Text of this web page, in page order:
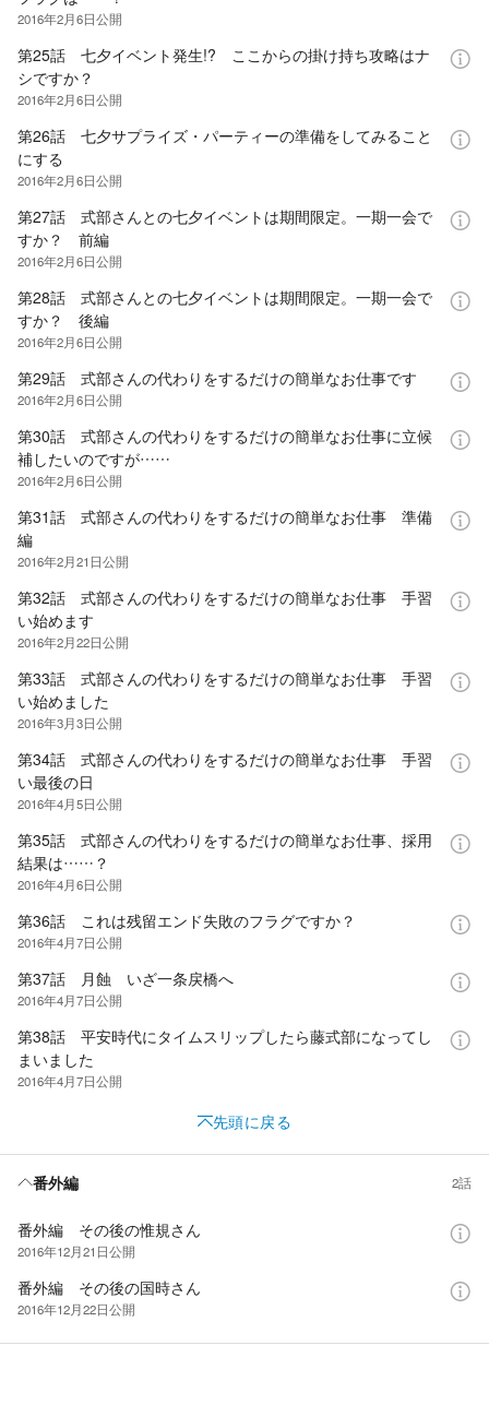
2016年2月6日公開
第25話 七夕イベント発生!? ここからの掛け持ち攻略はナ
シですか？
2016年2月6日公開
第26話 七夕サプライズ・パーティーの準備をしてみること
にする
2016年2月6日公開
第27話 式部さんとの七夕イベントは期間限定。一期一会で
すか？ 前編
2016年2月6日公開
第28話 式部さんとの七夕イベントは期間限定。一期一会で
すか？ 後編
2016年2月6日公開
第29話 式部さんの代わりをするだけの簡単なお仕事です
2016年2月6日公開
第30話 式部さんの代わりをするだけの簡単なお仕事に立候
補したいのですが……
2016年2月6日公開
第31話 式部さんの代わりをするだけの簡単なお仕事 準備
編
2016年2月21日公開
第32話 式部さんの代わりをするだけの簡単なお仕事 手習
い始めます
2016年2月22日公開
第33話 式部さんの代わりをするだけの簡単なお仕事 手習
い始めました
2016年3月3日公開
第34話 式部さんの代わりをするだけの簡単なお仕事 手習
い最後の日
2016年4月5日公開
第35話 式部さんの代わりをするだけの簡単なお仕事、採用
結果は……？
2016年4月6日公開
第36話 これは残留エンド失敗のフラグですか？
2016年4月7日公開
第37話 月蝕 いざ一条戻橋へ
2016年4月7日公開
第38話 平安時代にタイムスリップしたら藤式部になってし
まいました
2016年4月7日公開
先頭に戻る
番外編 2話
番外編 その後の惟規さん
2016年12月21日公開
番外編 その後の国時さん
2016年12月22日公開